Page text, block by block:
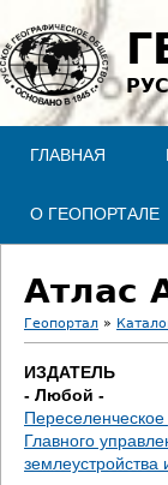
ГЛАВНАЯ
О ГЕОПОРТАЛЕ
Атлас
В
ы
з
Геопортал »
ИЗДАТЕЛЬ
- Любой -
Главного
землеустройства